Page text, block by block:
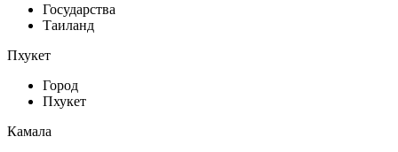
Государства
Таиланд
Пхукет
Город
Пхукет
Камала